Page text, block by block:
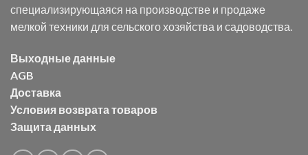
специализирующаяся на производстве и продаже
мелкой техники для сельского хозяйства и садоводства.
Выходные данные
AGB
Доставка
Условия возврата товаров
Защита данных